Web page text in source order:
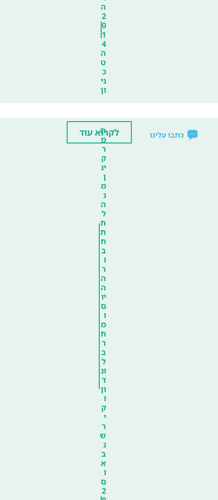
ה
2
0
1
4
ה
ט
כ
ני
ון
כתבו עלינו
ת
מ
ר
ק
ינ
ן
מ
נ
ה
ל
ת
ת
ח
ב
ו
ר
ה
ה
יו
ם
ו
מ
ח
ר
ב
ל
ונ
ד
ון
ו
ק
י
ר
ש
נ
ב
א
ו
ם
2
לקרוא עוד